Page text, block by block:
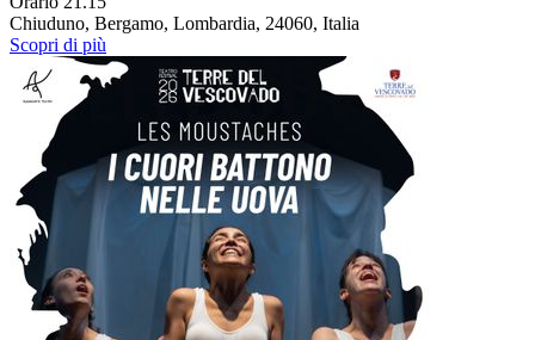
Chiuduno, Bergamo, Lombardia, 24060, Italia
Scopri di più